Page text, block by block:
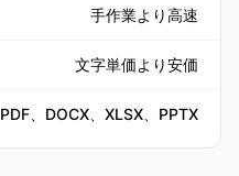
手作業より高速
文字単価より安価
PDF、DOCX、XLSX、PPTX